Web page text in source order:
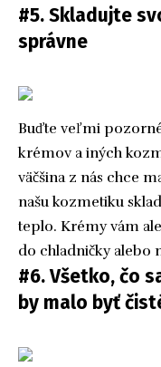
#5. Skladujte
správne
Buďte veľmi
krémov a iných
väčšina z nás chce
našu kozmetiku
teplo. Krémy vám
do chladničky alebo
#6. Všetko, čo
by malo byť